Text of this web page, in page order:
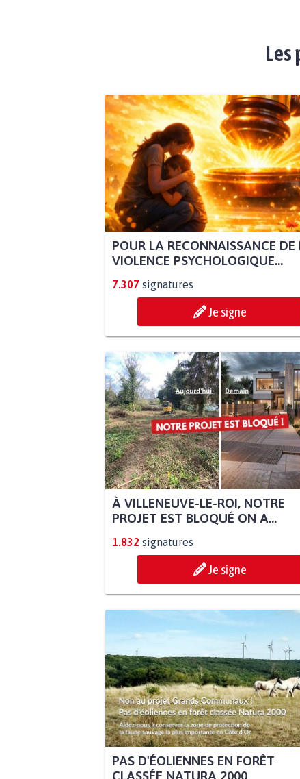
POUR LA RECONNAISSANCE DE
VIOLENCE PSYCHOLOGIQUE...
7.307 signatures
Je signe
À VILLENEUVE-LE-ROI, NOTRE
PROJET EST BLOQUÉ ON A...
1.832 signatures
Je signe
PAS D'ÉOLIENNES EN FORÊT
CLASSÉE NATURA 2000